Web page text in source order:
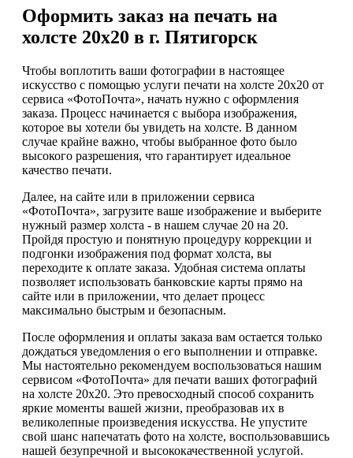
Оформить заказ на печать на
холсте 20х20 в г. Пятигорск
Чтобы воплотить ваши фотографии в настоящее
искусство с помощью услуги печати на холсте 20х20 от
сервиса «ФотоПочта», начать нужно с оформления
заказа. Процесс начинается с выбора изображения,
которое вы хотели бы увидеть на холсте. В данном
случае крайне важно, чтобы выбранное фото было
высокого разрешения, что гарантирует идеальное
качество печати.
Далее, на сайте или в приложении сервиса
«ФотоПочта», загрузите ваше изображение и выберите
нужный размер холста - в нашем случае 20 на 20.
Пройдя простую и понятную процедуру коррекции и
подгонки изображения под формат холста, вы
переходите к оплате заказа. Удобная система оплаты
позволяет использовать банковские карты прямо на
сайте или в приложении, что делает процесс
максимально быстрым и безопасным.
После оформления и оплаты заказа вам остается только
дождаться уведомления о его выполнении и отправке.
Мы настоятельно рекомендуем воспользоваться нашим
сервисом «ФотоПочта» для печати ваших фотографий
на холсте 20х20. Это превосходный способ сохранить
яркие моменты вашей жизни, преобразовав их в
великолепные произведения искусства. Не упустите
свой шанс напечатать фото на холсте, воспользовавшись
нашей безупречной и высококачественной услугой.